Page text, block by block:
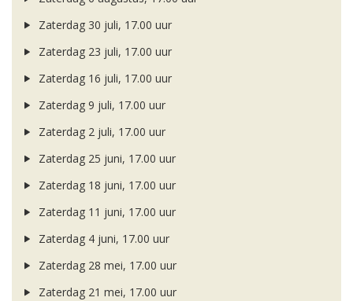
Zaterdag 30 juli, 17.00 uur
Zaterdag 23 juli, 17.00 uur
Zaterdag 16 juli, 17.00 uur
Zaterdag 9 juli, 17.00 uur
Zaterdag 2 juli, 17.00 uur
Zaterdag 25 juni, 17.00 uur
Zaterdag 18 juni, 17.00 uur
Zaterdag 11 juni, 17.00 uur
Zaterdag 4 juni, 17.00 uur
Zaterdag 28 mei, 17.00 uur
Zaterdag 21 mei, 17.00 uur